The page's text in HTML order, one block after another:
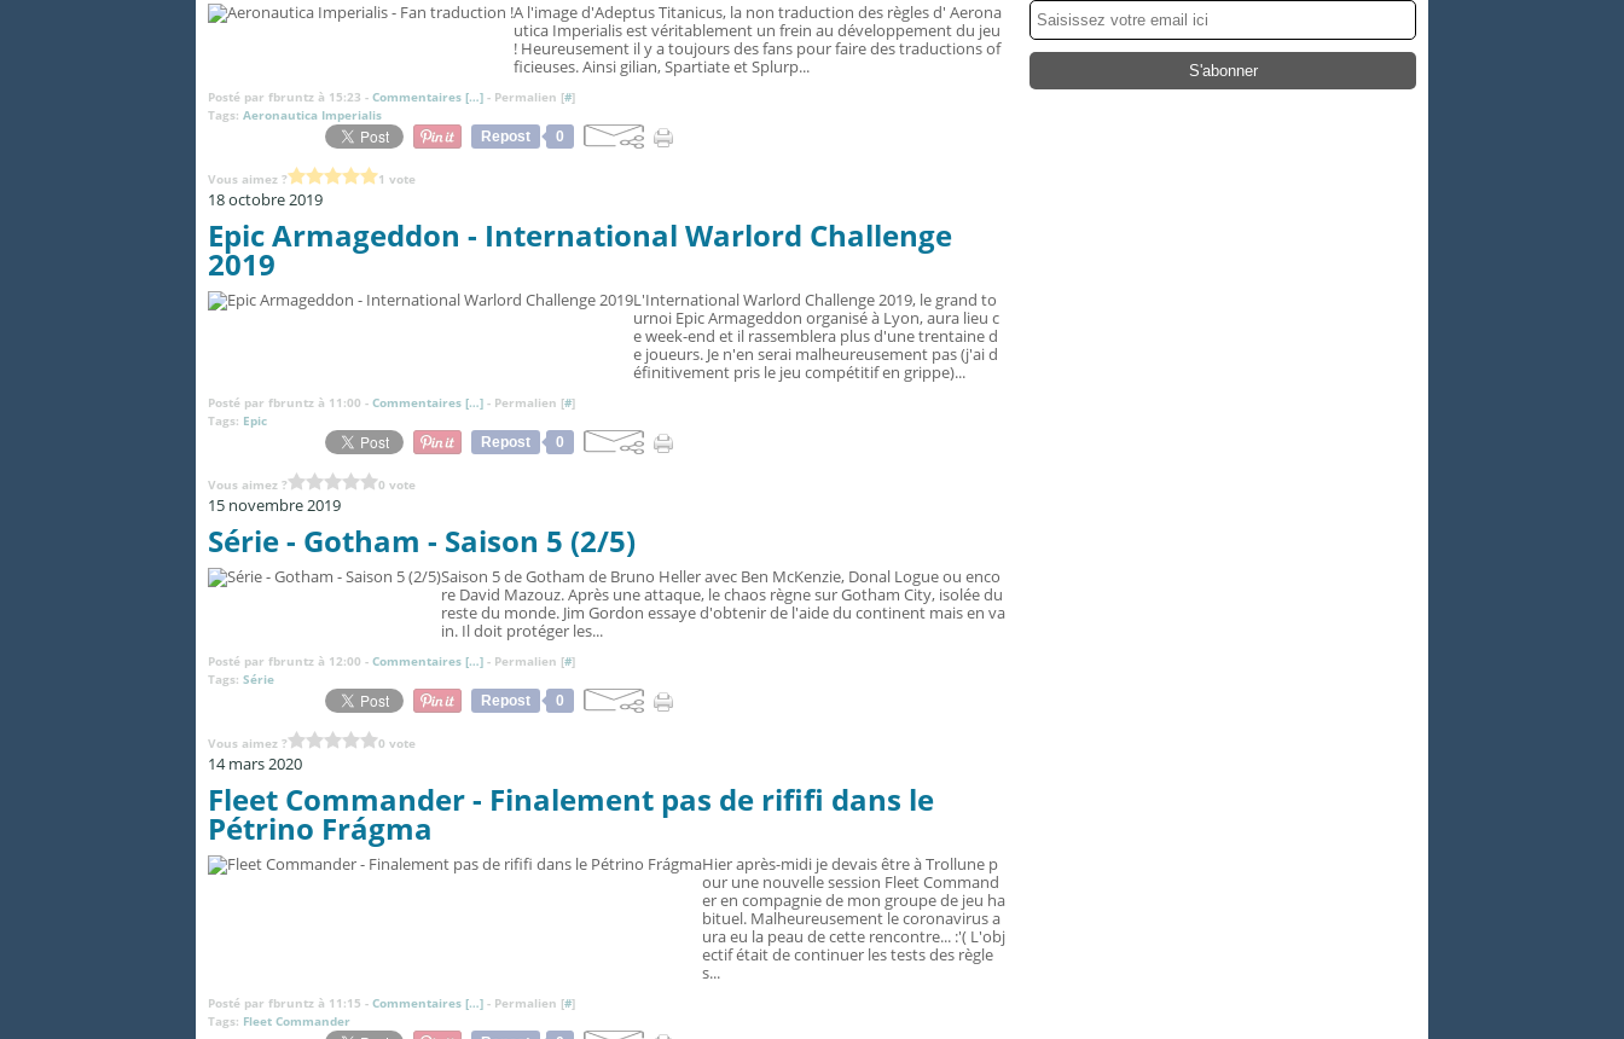
A l'image d'Adeptus Titanicus, la non traduction des règles d' Aerona
utica Imperialis est véritablement un frein au développement du jeu
! Heureusement il y a toujours des fans pour faire des traductions of
ficieuses. Ainsi gilian, Spartiate et Splurp...
Posté par fbruntz à 15:23 - Commentaires […] - Permalien [#]
Tags: Aeronautica Imperialis
Repost
0
Vous aimez ? 1 vote
18 octobre 2019
Epic Armageddon - International Warlord Challenge
2019
L'International Warlord Challenge 2019, le grand to
urnoi Epic Armageddon organisé à Lyon, aura lieu c
e week-end et il rassemblera plus d'une trentaine d
e joueurs. Je n'en serai malheureusement pas (j'ai d
éfinitivement pris le jeu compétitif en grippe)...
Posté par fbruntz à 11:00 - Commentaires […] - Permalien [#]
Tags: Epic
Repost
0
Vous aimez ? 0 vote
15 novembre 2019
Série - Gotham - Saison 5 (2/5)
Saison 5 de Gotham de Bruno Heller avec Ben McKenzie, Donal Logue ou enco
re David Mazouz. Après une attaque, le chaos règne sur Gotham City, isolée du
reste du monde. Jim Gordon essaye d'obtenir de l'aide du continent mais en va
in. Il doit protéger les...
Posté par fbruntz à 12:00 - Commentaires […] - Permalien [#]
Tags: Série
Repost
0
Vous aimez ? 0 vote
14 mars 2020
Fleet Commander - Finalement pas de rififi dans le
Pétrino Frágma
Hier après-midi je devais être à Trollune p
our une nouvelle session Fleet Command
er en compagnie de mon groupe de jeu ha
bituel. Malheureusement le coronavirus a
ura eu la peau de cette rencontre... :'( L'obj
ectif était de continuer les tests des règle
s...
Posté par fbruntz à 11:15 - Commentaires […] - Permalien [#]
Tags: Fleet Commander